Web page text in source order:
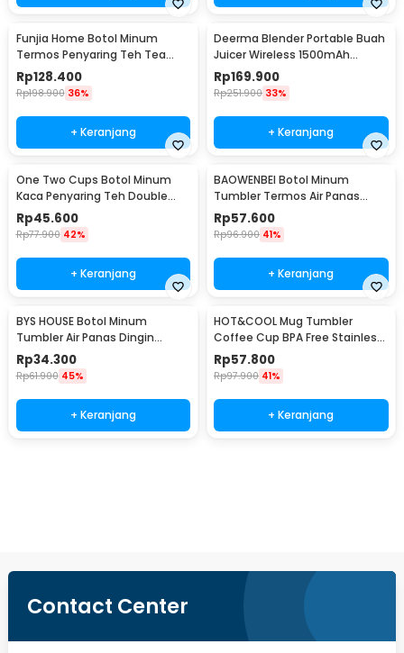
Funjia Home Botol Minum
Termos Penyaring Teh Tea
Infuser 520ml
Rp128.400
Rp198.900 36%
+ Keranjang
Deerma Blender Portable Buah
Juicer Wireless 1500mAh
400ml - DEM-NU05
Rp169.900
Rp251.900 33%
+ Keranjang
One Two Cups Botol Minum
Kaca Penyaring Teh Double
Wall 230ml - X9001
Rp45.600
Rp77.900 42%
+ Keranjang
BAOWENBEI Botol Minum
Tumbler Termos Air Panas
Dingin Stainless 500ml - A1A0
Rp57.600
Rp96.900 41%
+ Keranjang
BYS HOUSE Botol Minum
Tumbler Air Panas Dingin
Stainless Steel 380ml - TY204
Rp34.300
Rp61.900 45%
+ Keranjang
HOT&COOL Mug Tumbler
Coffee Cup BPA Free Stainless
Steel 350ml - HC300
Rp57.800
Rp97.900 41%
+ Keranjang
Contact Center